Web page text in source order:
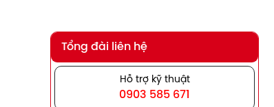
Tổng đài liên hệ
Hỗ trợ kỹ thuật
0903 585 671